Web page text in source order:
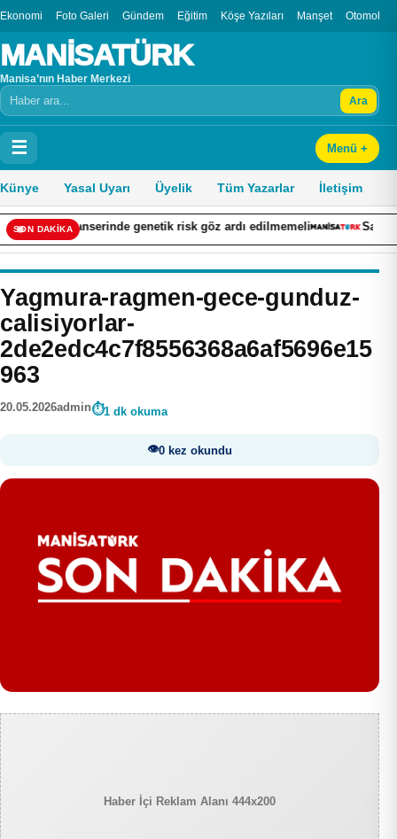
Ekonomi Foto Galeri Gündem Eğitim Köşe Yazıları Manşet Otomobil
MANİSATÜRK
Manisa’nın Haber Merkezi
Arama Ara
☰ Menü +
Künye Yasal Uyarı Üyelik Tüm Yazarlar İletişim
SON DAKİKA
kanserinde genetik risk göz ardı edilmemeli Sardes’te
Yagmura-ragmen-gece-gunduz-
calisiyorlar-
2de2edc4c7f8556368a6af5696e15
963
20.05.2026admin 1 dk okuma
0 kez okundu
Haber İçi Reklam Alanı 444x200